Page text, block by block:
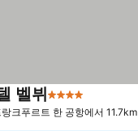
벨뷔4 성급
랑크푸르트 한 공항에서 11.7km